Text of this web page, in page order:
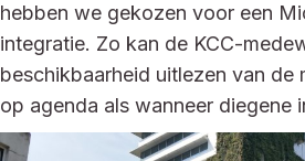
hebben we gekozen voor een
integratie. Zo kan de KCC-
beschikbaarheid uitlezen van de
op agenda als wanneer diegene